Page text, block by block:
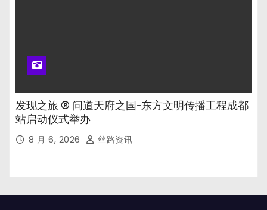
发现之旅 ® 问道天府之国-东方文明传播工程成都
站启动仪式举办
8 月 6, 2026 丝路资讯